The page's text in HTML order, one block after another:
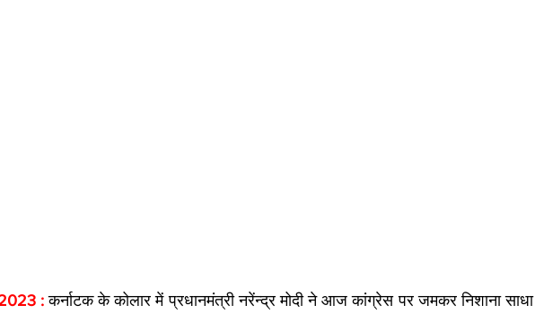
2023 : कर्नाटक के कोलार में प्रधानमंत्री नरेंन्द्र मोदी ने आज कांग्रेस पर जमकर निशाना साधा